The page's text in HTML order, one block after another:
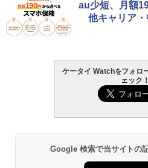
au少短、月額
他キャリア・
ケータイ Watchをフォロ
ェック！
Google 検索で当サイトの